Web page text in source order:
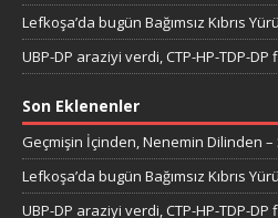
Lefkoşa’da bugün Bağımsız Kıbrıs
UBP-DP araziyi verdi, CTP-HP-TDP-
Son Eklenenler
Geçmişin İçinden, Nenemin Dilinden –
Lefkoşa’da bugün Bağımsız Kıbrıs
UBP-DP araziyi verdi, CTP-HP-TDP-